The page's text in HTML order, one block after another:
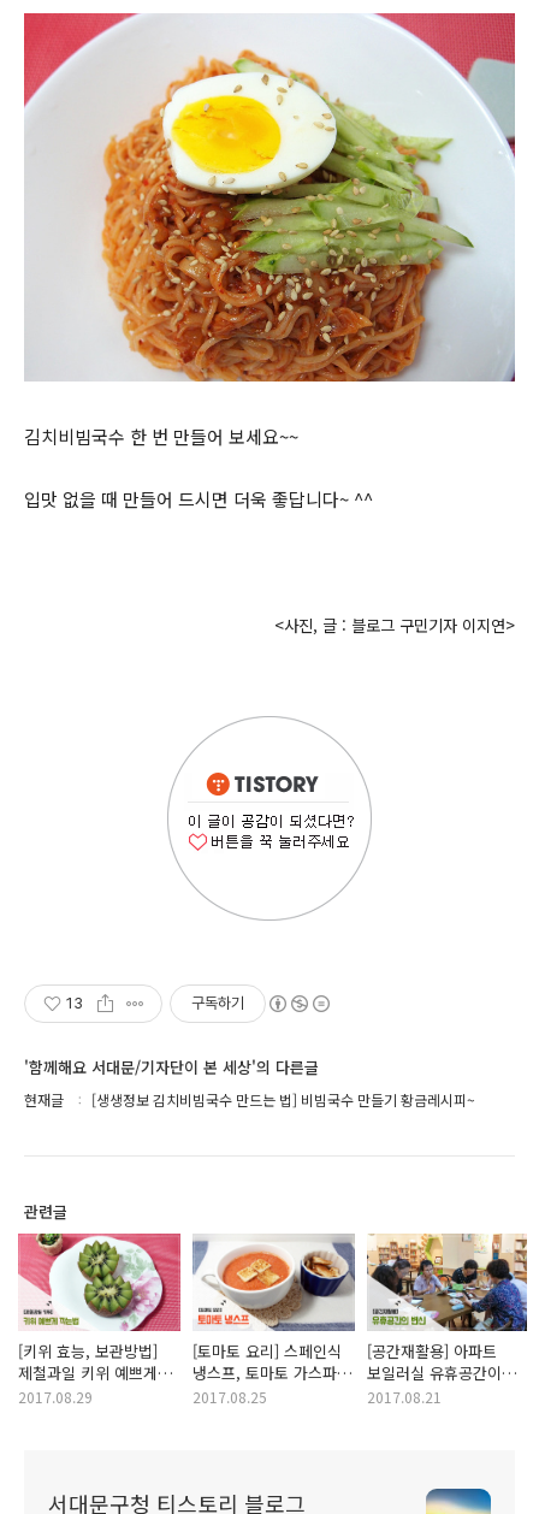
김치비빔국수 한 번 만들어 보세요~~
입맛 없을 때 만들어 드시면 더욱 좋답니다~ ^^
<사진, 글 : 블로그 구민기자 이지연>
13 구독하기
'함께해요 서대문/기자단이 본 세상'의 다른글
현재글 [생생정보 김치비빔국수 만드는 법] 비빔국수 만들기 황금레시피~
관련글
[키위 효능, 보관방법]
제철과일 키위 예쁘게
깎는 법 2가지!
2017.08.29
[토마토 요리] 스페인식
냉스프, 토마토 가스파초
만드는 법!
2017.08.25
[공간재활용] 아파트
보일러실 유휴공간이
마을활력소 공유공간
2017.08.21
서대문구청 티스토리 블로그